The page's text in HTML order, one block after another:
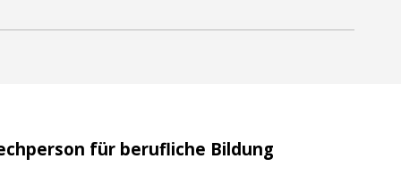
für berufliche Bildung